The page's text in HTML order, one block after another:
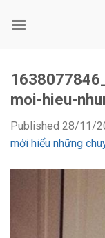
moi-hieu-
Published 28/11/
mới hiểu những